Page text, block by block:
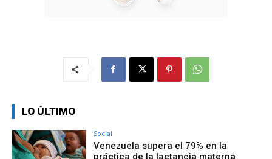
LO ÚLTIMO
Social
Venezuela supera el 79% en la
práctica de la lactancia materna